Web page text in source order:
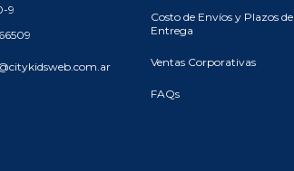
9
Costo de Envíos y Plazos de
Entrega
Ventas Corporativas
FAQs